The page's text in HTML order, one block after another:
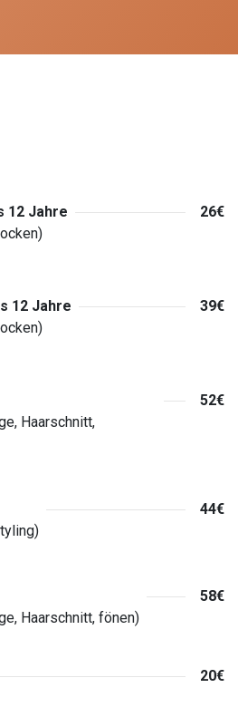
12 Jahre
26€
12 Jahre
39€
Haarschnitt,
52€
44€
Haarschnitt, fönen)
58€
20€